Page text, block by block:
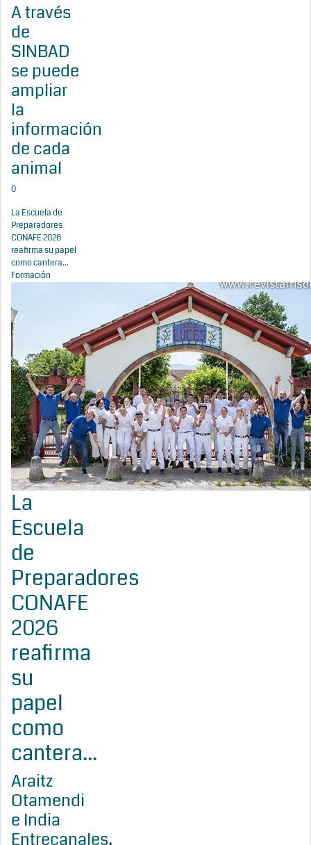
A través
de
SINBAD
se puede
ampliar
la
información
de cada
animal
0
La Escuela de
Preparadores
CONAFE 2026
reafirma su papel
como cantera...
Formación
La
Escuela
de
Preparadores
CONAFE
2026
reafirma
su
papel
como
cantera...
Araitz
Otamendi
e India
Entrecanales,